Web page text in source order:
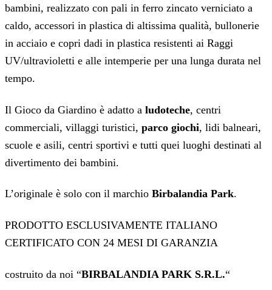
bambini, realizzato con pali in ferro zincato verniciato a
caldo, accessori in plastica di altissima qualità, bullonerie
in acciaio e copri dadi in plastica resistenti ai Raggi
UV/ultravioletti e alle intemperie per una lunga durata nel
tempo.
Il Gioco da Giardino è adatto a ludoteche, centri
commerciali, villaggi turistici, parco giochi, lidi balneari,
scuole e asili, centri sportivi e tutti quei luoghi destinati al
divertimento dei bambini.
L’originale è solo con il marchio Birbalandia Park.
PRODOTTO ESCLUSIVAMENTE ITALIANO
CERTIFICATO CON 24 MESI DI GARANZIA
costruito da noi “BIRBALANDIA PARK S.R.L.“